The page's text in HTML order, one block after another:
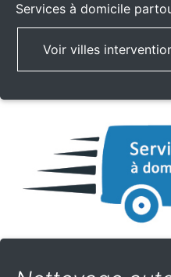
Services à domicile
Voir villes